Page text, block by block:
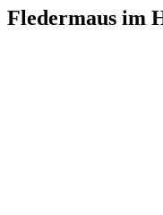
Fledermaus im